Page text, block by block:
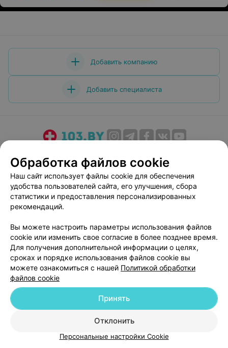
Добавить компанию
Добавить специалиста
Медицинский маркетинг
Публичный договор
Пользовательское соглашение
Способы оплаты
Вакансии
Партнеры
Написать руководителю 103.by
Персональные настройки cookie
Обработка персональных данных
© 2026 ООО «Артокс Лаб», УНП 191700409| 220012, Республика Беларусь,
г. Минск, улица Толбухина, 2, пом. 16 | help@103.by
Обработка файлов cookie
Наш сайт использует файлы cookie для обеспечения
удобства пользователей сайта, его улучшения, сбора
статистики и предоставления персонализированных
рекомендаций.
Вы можете настроить параметры использования файлов
cookie или изменить свое согласие в более позднее время.
Для получения дополнительной информации о целях,
сроках и порядке использования файлов cookie вы
можете ознакомиться с нашей Политикой обработки
файлов cookie
Отклонить
Принять
Персональные настройки Cookie